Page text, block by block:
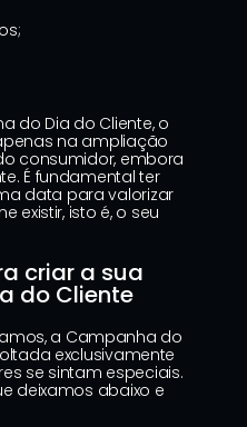
do Dia do Cliente, o
na ampliação
consumidor, embora
É fundamental ter
data para valorizar
existir, isto é, o seu
criar a sua
do Cliente
a Campanha do
exclusivamente
se sintam especiais.
deixamos abaixo e